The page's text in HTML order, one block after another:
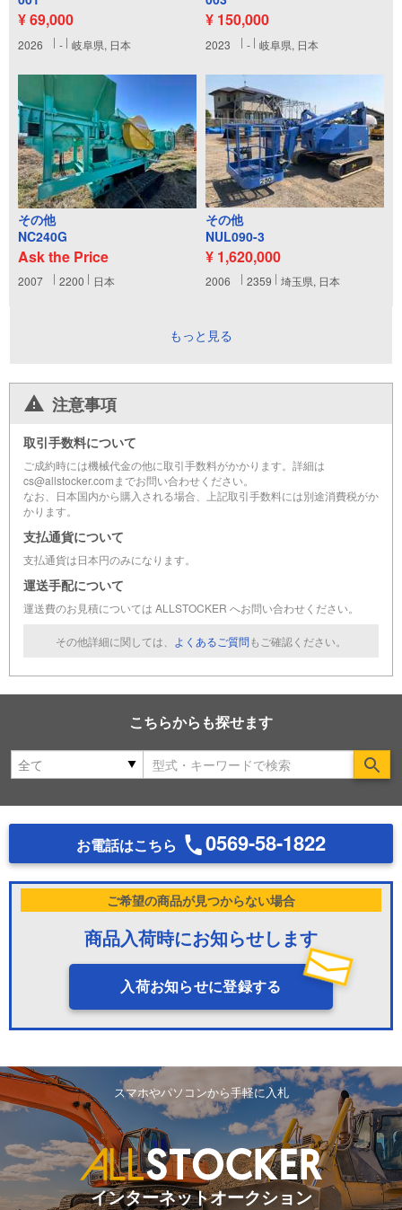
¥ 69,000
2026 - 岐阜県, 日本
¥ 150,000
2023 - 岐阜県, 日本
その他
NC240G
Ask the Price
2007 2200 日本
その他
NUL090-3
¥ 1,620,000
2006 2359 埼玉県, 日本
もっと見る
注意事項
取引手数料について
ご成約時には機械代金の他に取引手数料がかかります。詳細は
cs@allstocker.comまでお問い合わせください。
なお、日本国内から購入される場合、上記取引手数料には別途消費税がか
かります。
支払通貨について
支払通貨は日本円のみになります。
運送手配について
運送費のお見積については ALLSTOCKER へお問い合わせください。
その他詳細に関しては、 よくあるご質問もご確認ください。
こちらからも探せます
お電話はこちら 0569-58-1822
ご希望の商品が見つからない場合
商品入荷時にお知らせします
入荷お知らせに登録する
スマホやパソコンから手軽に入札
インターネットオークション